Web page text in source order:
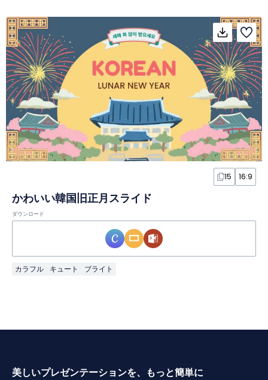
15 16:9
かわいい韓国旧正月スライド
ダウンロード
カラフル キュート ブライト
美しいプレゼンテーションを、もっと簡単に